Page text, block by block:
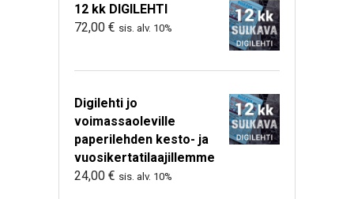
12 kk DIGILEHTI
72,00 € sis. alv. 10%
Digilehti jo
voimassaoleville
paperilehden kesto- ja
vuosikertatilaajillemme
24,00 € sis. alv. 10%